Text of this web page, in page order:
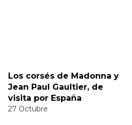
Los corsés de Madonna y
Jean Paul Gaultier, de
visita por España
27 Octubre